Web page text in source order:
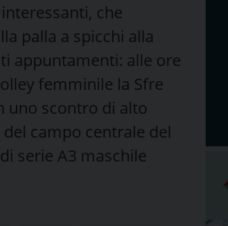
che
palla a spicchi alla
appuntamenti: alle ore
femminile la Sfre
uno scontro di alto
campo centrale del
serie A3 maschile